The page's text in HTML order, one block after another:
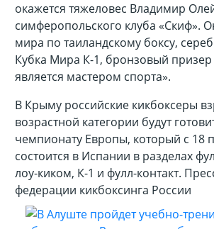
окажется тяжеловес Владимир
симферопольского клуба «Скиф».
мира по таиландскому боксу,
Кубка Мира К-1, бронзовый
является мастером спорта».
В Крыму российские кикбоксеры
возрастной категории будут
чемпионату Европы, который с 18
состоится в Испании в разделах
лоу-киком, К-1 и фулл-контакт.
федерации кикбоксинга России